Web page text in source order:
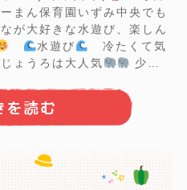
まん保育園いずみ中央でも
が大好きな水遊び、楽しん
水遊び
冷たくて気
ょうろは大人気
してるね
水車は回った